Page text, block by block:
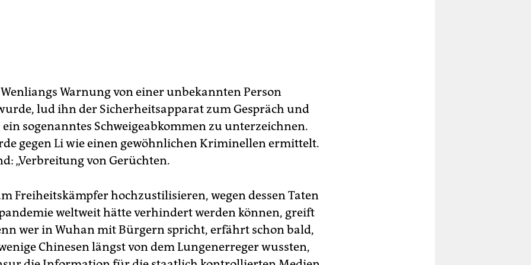
Warnung von einer unbekannten Person
lud ihn der Sicherheitsapparat zum Gespräch und
sogenanntes Schweigeabkommen zu unterzeichnen.
gegen Li wie einen gewöhnlichen Kriminellen ermittelt.
„Verbreitung von Gerüchten.
Freiheitskämpfer hochzustilisieren, wegen dessen Taten
weltweit hätte verhindert werden können, greift
wer in Wuhan mit Bürgern spricht, erfährt schon bald,
Chinesen längst von dem Lungenerreger wussten,